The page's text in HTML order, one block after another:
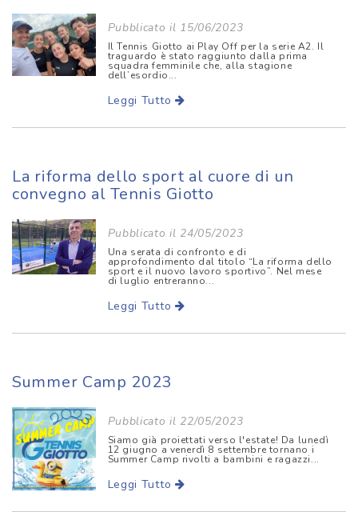
Pubblicato il 15/06/2023
Il Tennis Giotto ai Play Off per la serie A2. Il
traguardo è stato raggiunto dalla prima
squadra femminile che, alla stagione
dell’esordio...
Leggi Tutto
La riforma dello sport al cuore di un
convegno al Tennis Giotto
Pubblicato il 24/05/2023
Una serata di confronto e di
approfondimento dal titolo “La riforma dello
sport e il nuovo lavoro sportivo”. Nel mese
di luglio entreranno...
Leggi Tutto
Summer Camp 2023
Pubblicato il 22/05/2023
Siamo già proiettati verso l'estate! Da lunedì
12 giugno a venerdì 8 settembre tornano i
Summer Camp rivolti a bambini e ragazzi...
Leggi Tutto